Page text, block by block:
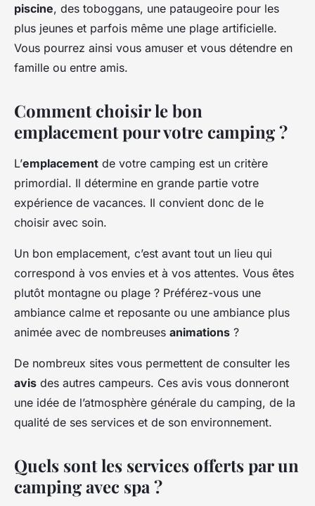
piscine, des toboggans, une pataugeoire pour les
plus jeunes et parfois même une plage artificielle.
Vous pourrez ainsi vous amuser et vous détendre en
famille ou entre amis.
Comment choisir le bon
emplacement pour votre camping ?
L’emplacement de votre camping est un critère
primordial. Il détermine en grande partie votre
expérience de vacances. Il convient donc de le
choisir avec soin.
Un bon emplacement, c’est avant tout un lieu qui
correspond à vos envies et à vos attentes. Vous êtes
plutôt montagne ou plage ? Préférez-vous une
ambiance calme et reposante ou une ambiance plus
animée avec de nombreuses animations ?
De nombreux sites vous permettent de consulter les
avis des autres campeurs. Ces avis vous donneront
une idée de l’atmosphère générale du camping, de la
qualité de ses services et de son environnement.
Quels sont les services offerts par un
camping avec spa ?